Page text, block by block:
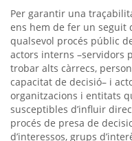
Per garantir una
ens hem de fer un seguit
qualsevol procés públic
actors interns –servidors
trobar alts càrrecs,
capacitat de decisió– i
organitzacions i entitats
susceptibles d’influir
procés de presa de
d’interessos, grups